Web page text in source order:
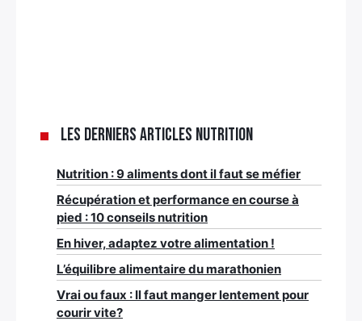
Les derniers articles nutrition
Nutrition : 9 aliments dont il faut se méfier
Récupération et performance en course à
pied : 10 conseils nutrition
En hiver, adaptez votre alimentation !
L’équilibre alimentaire du marathonien
Vrai ou faux : Il faut manger lentement pour
courir vite?